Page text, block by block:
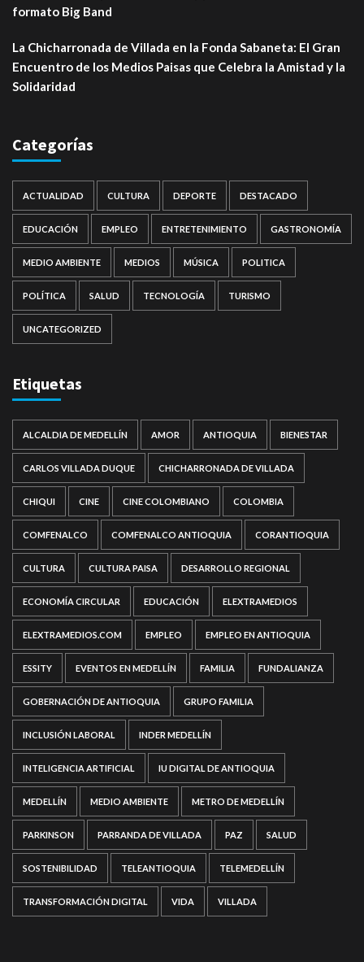
formato Big Band
La Chicharronada de Villada en la Fonda Sabaneta: El Gran
Encuentro de los Medios Paisas que Celebra la Amistad y la
Solidaridad
Categorías
ACTUALIDAD CULTURA DEPORTE DESTACADO
EDUCACIÓN EMPLEO ENTRETENIMIENTO GASTRONOMÍA
MEDIO AMBIENTE MEDIOS MÚSICA POLITICA
POLÍTICA SALUD TECNOLOGÍA TURISMO
UNCATEGORIZED
Etiquetas
ALCALDIA DE MEDELLÍN AMOR ANTIOQUIA BIENESTAR
CARLOS VILLADA DUQUE CHICHARRONADA DE VILLADA
CHIQUI CINE CINE COLOMBIANO COLOMBIA
COMFENALCO COMFENALCO ANTIOQUIA CORANTIOQUIA
CULTURA CULTURA PAISA DESARROLLO REGIONAL
ECONOMÍA CIRCULAR EDUCACIÓN ELEXTRAMEDIOS
ELEXTRAMEDIOS.COM EMPLEO EMPLEO EN ANTIOQUIA
ESSITY EVENTOS EN MEDELLÍN FAMILIA FUNDALIANZA
GOBERNACIÓN DE ANTIOQUIA GRUPO FAMILIA
INCLUSIÓN LABORAL INDER MEDELLÍN
INTELIGENCIA ARTIFICIAL IU DIGITAL DE ANTIOQUIA
MEDELLÍN MEDIO AMBIENTE METRO DE MEDELLÍN
PARKINSON PARRANDA DE VILLADA PAZ SALUD
SOSTENIBILIDAD TELEANTIOQUIA TELEMEDELLÍN
TRANSFORMACIÓN DIGITAL VIDA VILLADA